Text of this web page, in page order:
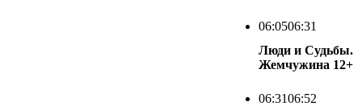
06:0506:31
Люди и Судьбы.
Жемчужина 12+
06:3106:52